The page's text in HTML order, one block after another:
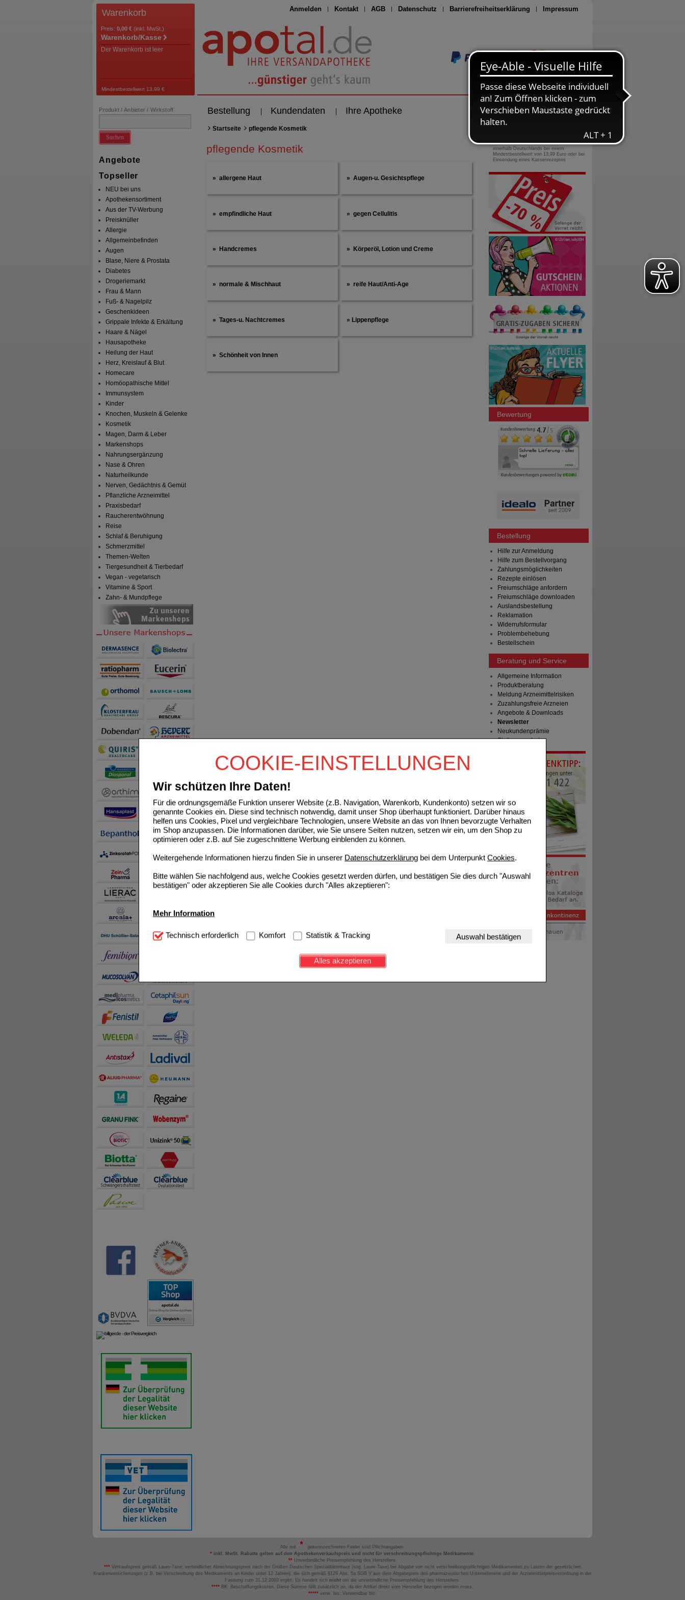
COOKIE-EINSTELLUNGEN
Wir schützen Ihre Daten!
Für die ordnungsgemäße Funktion unserer Website (z.B. Navigation, Warenkorb, Kundenkonto) setzen wir so
genannte Cookies ein. Diese sind technisch notwendig, damit unser Shop überhaupt funktioniert. Darüber hinaus
helfen uns Cookies, Pixel und vergleichbare Technologien, unsere Website an das von Ihnen bevorzugte Verhalten
im Shop anzupassen. Die Informationen darüber, wie Sie unsere Seiten nutzen, setzen wir ein, um den Shop zu
optimieren oder z.B. auf Sie zugeschnittene Werbung einblenden zu können.
Weitergehende Informationen hierzu finden Sie in unserer Datenschutzerklärung bei dem Unterpunkt Cookies.
Bitte wählen Sie nachfolgend aus, welche Cookies gesetzt werden dürfen, und bestätigen Sie dies durch "Auswahl
bestätigen" oder akzeptieren Sie alle Cookies durch "Alles akzeptieren":
Mehr Information
Technisch Notwendig: Hierbei handelt es sich um Cookies, die für die Grundfunktionen unserer Website
notwendig sind (z.B. Navigation, Warenkorb, Kundenkonto), weshalb auf diese nicht verzichtet werden kann.
Diese Cookies werden genutzt um das Einkaufserlebnis noch ansprechender zu gestalten,
beispielsweise für die Wiedererkennung des Besuchers oder unsere Seite an bevorzugte Verhaltensweisen (z.B.
Statistik & Tracking:
sammeln, mit deren Hilfe wir unsere Website weiter für Sie optimieren können, den Inhalt auf unserer Website aber
auch die Werbung auf Drittseiten möglichst relevant für Sie zu gestalten. Bitte beachten Sie, dass Daten hierfür
teilweise an Dritte wie z.B. Google oder soziale Medien übertragen werden.
Technisch erforderlich Komfort Statistik & Tracking Auswahl bestätigen
Alles akzeptieren
Anmelden Kontakt AGB Datenschutz Barrierefreiheitserklärung Impressum
Seite drucken
Warenkorb
Preis: 0,00 € (inkl. MwSt.)
Warenkorb/Kasse
Der Warenkorb ist leer
Mindestbestellwert 13,99 €
Bestellung Kundendaten Ihre Apotheke
Produkt / Anbieter / Wirkstoff
Suchen
Angebote
Topseller
NEU bei uns
Apothekensortiment
Aus der TV-Werbung
Preisknüller
Allergie
Allgemeinbefinden
Augen
Blase, Niere & Prostata
Diabetes
Drogeriemarkt
Frau & Mann
Fuß- & Nagelpilz
Geschenkideen
Grippale Infekte & Erkältung
Haare & Nägel
Hausapotheke
Heilung der Haut
Herz, Kreislauf & Blut
Homecare
Homöopathische Mittel
Immunsystem
Kinder
Knochen, Muskeln & Gelenke
Kosmetik
Magen, Darm & Leber
Markenshops
Nahrungsergänzung
Nase & Ohren
Naturheilkunde
Nerven, Gedächtnis & Gemüt
Pflanzliche Arzneimittel
Praxisbedarf
Raucherentwöhnung
Reise
Schlaf & Beruhigung
Schmerzmittel
Themen-Welten
Tiergesundheit & Tierbedarf
Vegan - vegetarisch
Vitamine & Sport
Zahn- & Mundpflege
Startseite pflegende Kosmetik
pflegende Kosmetik
allergene Haut Augen-u. Gesichtspflege
empfindliche Haut gegen Cellulitis
Handcremes Körperöl, Lotion und Creme
normale & Mischhaut reife Haut/Anti-Age
Tages-u. Nachtcremes Lippenpflege
Schönheit von Innen
0800-10 11 422
gebührenfreie Rufnummer
innerhalb Deutschlands bei einem
Mindestbestellwert von 13,99 Euro oder bei
Einsendung eines Kassenrezeptes
Bewertung
Bestellung
Hilfe zur Anmeldung
Hilfe zum Bestellvorgang
Zahlungsmöglichkeiten
Rezepte einlösen
Freiumschläge anfordern
Freiumschläge downloaden
Auslandsbestellung
Reklamation
Widerrufsformular
Problembehebung
Bestellschein
Beratung und Service
Allgemeine Information
Produktberatung
Meldung Arzneimittelrisiken
Zuzahlungsfreie Arzneien
Angebote & Downloads
Newsletter
Neukundenprämie
Stellenangebote
Alle mit
gekennzeichneten Felder sind Pflichtangaben.
* inkl. MwSt. Rabatte gelten auf den Apothekenverkaufspreis und nicht für verschreibungspflichtige Medikamente.
**Unverbindliche Preisempfehlung des Herstellers.
*** Verkaufspreis gemäß Lauer-Taxe; verbindlicher Abrechnungspreis nach der Großen Deutschen Spezialitätentaxe (sog. Lauer-Taxe) bei Abgabe von nicht verschreibungspflichtigen Medikamenten zu Lasten der gesetzlichen
Krankenversicherungen (z.B. bei Verschreibung des Medikaments an Kinder unter 12 Jahren), die sich gemäß §129 Abs. 5a SGB V aus dem Abgabepreis des pharmazeutischen Unternehmens und der Arzneimittelpreisverordnung in der
Fassung zum 31.12.2003 ergibt. Es handelt sich nicht um die unverbindliche Preisempfehlung des Herstellers.
**** BK: Beschaffungskosten. Diese Summe fällt zusätzlich an, da der Artikel direkt vom Hersteller bezogen werden muss.
***** verw. bis: Verwendbar bis.